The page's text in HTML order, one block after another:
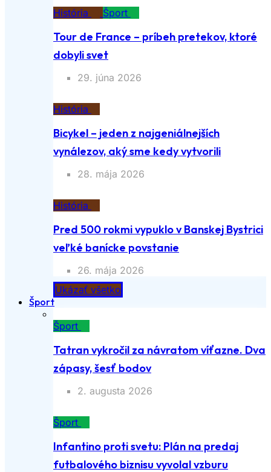
História Šport
Tour de France – príbeh pretekov, ktoré
dobyli svet
29. júna 2026
História
Bicykel – jeden z najgeniálnejších
vynálezov, aký sme kedy vytvorili
28. mája 2026
História
Pred 500 rokmi vypuklo v Banskej Bystrici
veľké banícke povstanie
26. mája 2026
Ukázať všetko
Šport
Šport
Tatran vykročil za návratom víťazne. Dva
zápasy, šesť bodov
2. augusta 2026
Šport
Infantino proti svetu: Plán na predaj
futbalového biznisu vyvolal vzburu